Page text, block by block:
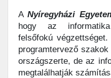
ANyíregyházi
hogy az
felsőfokú
programtervező
országszerte, de az
megtalálhatják